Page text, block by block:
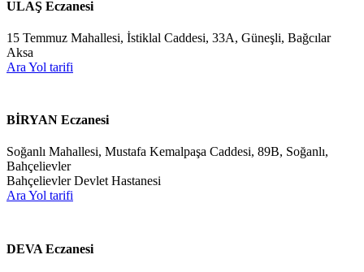
ULAŞ Eczanesi
15 Temmuz Mahallesi, İstiklal Caddesi, 33A, Güneşli, Bağcılar
Aksa
Ara Yol tarifi
BİRYAN Eczanesi
Soğanlı Mahallesi, Mustafa Kemalpaşa Caddesi, 89B, Soğanlı,
Bahçelievler
Bahçelievler Devlet Hastanesi
Ara Yol tarifi
DEVA Eczanesi